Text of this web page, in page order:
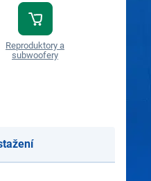
Reproduktory a
subwoofery